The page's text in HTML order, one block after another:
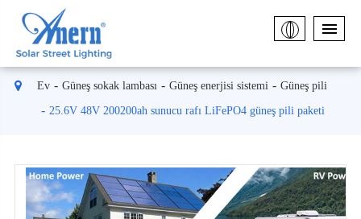
Ev Güneş sokak lambası Güneş enerjisi sistemi Güneş pili
25.6V 48V 200200ah sunucu rafı LiFePO4 güneş pili paketi